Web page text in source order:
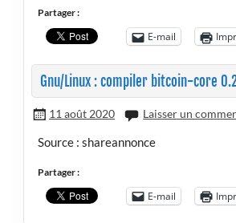
Partager :
E-mail
Gnu/Linux : compiler bitcoin-core
11 août 2020 Laisser un
Source : shareannonce
Partager :
E-mail